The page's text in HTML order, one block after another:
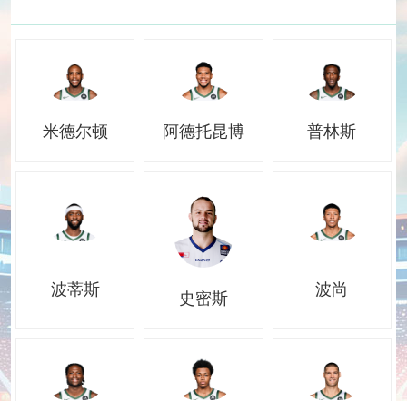
米德尔顿 阿德托昆博 普林斯
波蒂斯 史密斯 波尚